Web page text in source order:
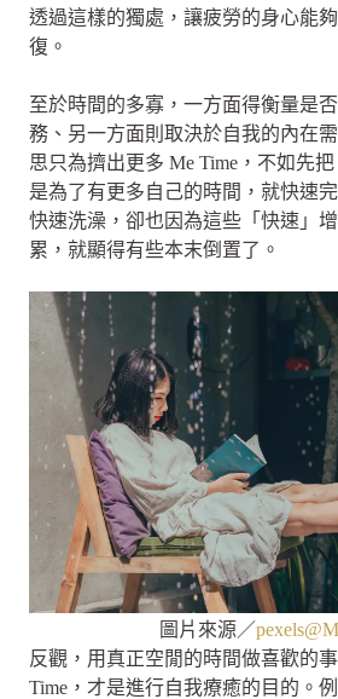
透過這樣的獨處，讓疲勞的身心能
復。
至於時間的多寡，一方面得衡量是
務、另一方面則取決於自我的內在
思只為擠出更多 Me Time，不如先
是為了有更多自己的時間，就快速
快速洗澡，卻也因為這些「快速」
累，就顯得有些本末倒置了。
圖片來源／
反觀，用真正空閒的時間做喜歡的
Time，才是進行自我療癒的目的。